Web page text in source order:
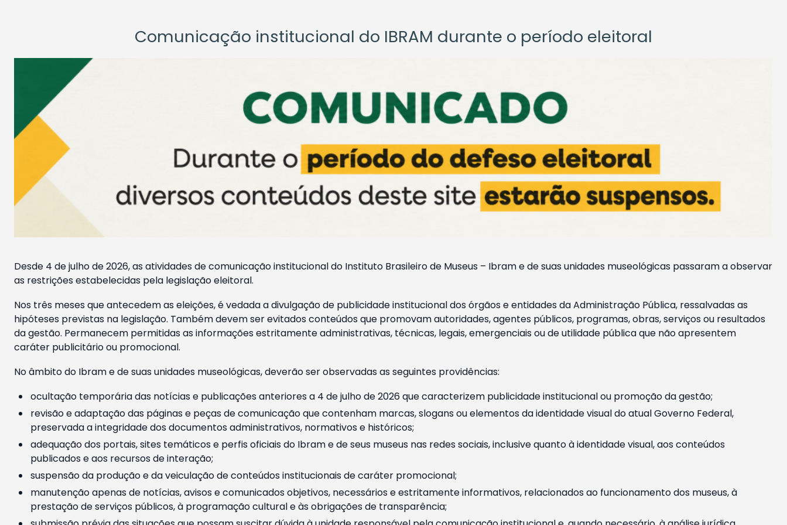
Comunicação institucional do IBRAM durante o período eleitoral
Desde 4 de julho de 2026, as atividades de comunicação institucional do Instituto Brasileiro de Museus – Ibram e de suas unidades museológicas passaram a observar
as restrições estabelecidas pela legislação eleitoral.
Nos três meses que antecedem as eleições, é vedada a divulgação de publicidade institucional dos órgãos e entidades da Administração Pública, ressalvadas as
hipóteses previstas na legislação. Também devem ser evitados conteúdos que promovam autoridades, agentes públicos, programas, obras, serviços ou resultados
da gestão. Permanecem permitidas as informações estritamente administrativas, técnicas, legais, emergenciais ou de utilidade pública que não apresentem
caráter publicitário ou promocional.
No âmbito do Ibram e de suas unidades museológicas, deverão ser observadas as seguintes providências:
ocultação temporária das notícias e publicações anteriores a 4 de julho de 2026 que caracterizem publicidade institucional ou promoção da gestão;
revisão e adaptação das páginas e peças de comunicação que contenham marcas, slogans ou elementos da identidade visual do atual Governo Federal,
preservada a integridade dos documentos administrativos, normativos e históricos;
adequação dos portais, sites temáticos e perfis oficiais do Ibram e de seus museus nas redes sociais, inclusive quanto à identidade visual, aos conteúdos
publicados e aos recursos de interação;
suspensão da produção e da veiculação de conteúdos institucionais de caráter promocional;
manutenção apenas de notícias, avisos e comunicados objetivos, necessários e estritamente informativos, relacionados ao funcionamento dos museus, à
prestação de serviços públicos, à programação cultural e às obrigações de transparência;